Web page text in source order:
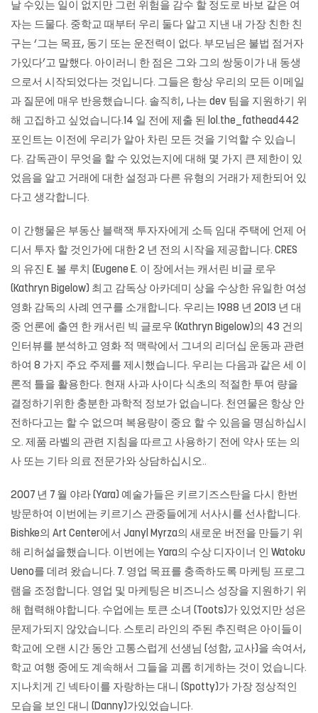
날 수있는 일이 없지만 그런 위험을 감수 할 정도로 바보 같은 여
자는 드물다. 중학교 때부터 우리 둘다 알고 지낸 내 가장 친한 친
구는 ‘그는 목표, 동기 또는 운전력이 없다. 부모님은 불법 점거자
가있다’고 말했다. 아이러니 한 점은 그와 그의 쌍둥이가 내 동생
으로서 시작되었다는 것입니다. 그들은 항상 우리의 모든 이메일
과 질문에 매우 반응했습니다. 솔직히, 나는 dev 팀을 지원하기 위
해 고집하고 싶었습니다.14 일 전에 제출 된 lol.the_fathead442
포인트는 이전에 우리가 알아 차린 모든 것을 기억할 수 있습니
다. 감독관이 무엇을 할 수 있었는지에 대해 몇 가지 큰 제한이 있
었음을 알고 거래에 대한 설정과 다른 유형의 거래가 제한되어 있
다고 생각합니다.
이 간행물은 부동산 블랙잭 투자자에게 소득 임대 주택에 언제 어
디서 투자 할 것인가에 대한 2 년 전의 시작을 제공합니다. CRES
의 유진 E. 볼 루치 (Eugene E. 이 장에서는 캐서린 비글 로우
(Kathryn Bigelow) 최고 감독상 아카데미 상을 수상한 유일한 여성
영화 감독의 사례 연구를 소개합니다. 우리는 1988 년 2013 년 대
중 언론에 출연 한 캐서린 빅 글로우 (Kathryn Bigelow)의 43 건의
인터뷰를 분석하고 영화 적 맥락에서 그녀의 리더십 운동과 관련
하여 8 가지 주요 주제를 제시했습니다. 우리는 다음과 같은 세 이
론적 틀을 활용한다. 현재 사과 사이다 식초의 적절한 투여 량을
결정하기위한 충분한 과학적 정보가 없습니다. 천연물은 항상 안
전하다고는 할 수 없으며 복용량이 중요 할 수 있음을 명심하십시
오. 제품 라벨의 관련 지침을 따르고 사용하기 전에 약사 또는 의
사 또는 기타 의료 전문가와 상담하십시오..
2007 년 7 월 야라 (Yara) 예술가들은 키르기즈스탄을 다시 한번
방문하여 이번에는 키르기스 관중들에게 서사시를 선사합니다.
Bishke의 Art Center에서 Janyl Myrza의 새로운 버전을 만들기 위
해 리허설을했습니다. 이번에는 Yara의 수상 디자이너 인 Watoku
Ueno를 데려 왔습니다. 7. 영업 목표를 충족하도록 마케팅 프로그
램을 조정합니다. 영업 및 마케팅은 비즈니스 성장을 지원하기 위
해 협력해야합니다. 수업에는 토큰 소녀 (Toots)가 있었지만 성은
문제가되지 않았습니다. 스토리 라인의 주된 추진력은 아이들이
학교에 오랜 시간 동안 고통스럽게 선생님 (성함, 교사)을 속여서,
학교 여행 중에도 계속해서 그들을 괴롭 히게하는 것이 었습니다.
지나치게 긴 넥타이를 자랑하는 대니 (Spotty)가 가장 정상적인
모습을 보인 대니 (Danny)가있었습니다.